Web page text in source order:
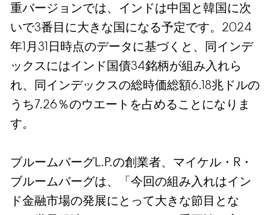
重バージョンでは、インドは中国と韓国に次
いで3番目に大きな国になる予定です。2024
年1月31日時点のデータに基づくと、同インデ
ックスにはインド国債34銘柄が組み入れら
れ、同インデックスの総時価総額6.18兆ドルの
うち7.26％のウエートを占めることになりま
す。
ブルームバーグL.P.の創業者、マイケル・R・
ブルームバーグは、「今回の組み入れはイン
ド金融市場の発展にとって大きな節目とな